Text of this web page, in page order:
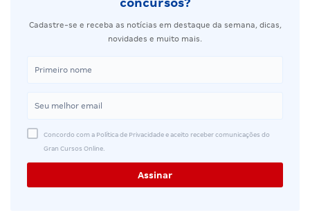
concursos?
Cadastre-se e receba as notícias em destaque da semana, dicas,
novidades e muito mais.
Concordo com a Política de Privacidade e aceito receber comunicações do
Gran Cursos Online.